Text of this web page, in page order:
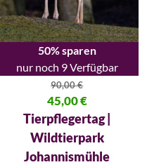
50% sparen
nur noch 9 Verfügbar
90,00€
Ursprünglicher Preis war:
45,00€
Aktueller Preis ist: 45,00 €.
Tierpflegertag |
Wildtierpark
Johannismühle